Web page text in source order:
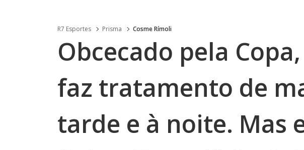
R7 Esportes Prisma Cosme Rímoli
Obcecado pela
faz tratamento de
tarde e à noite. Mas